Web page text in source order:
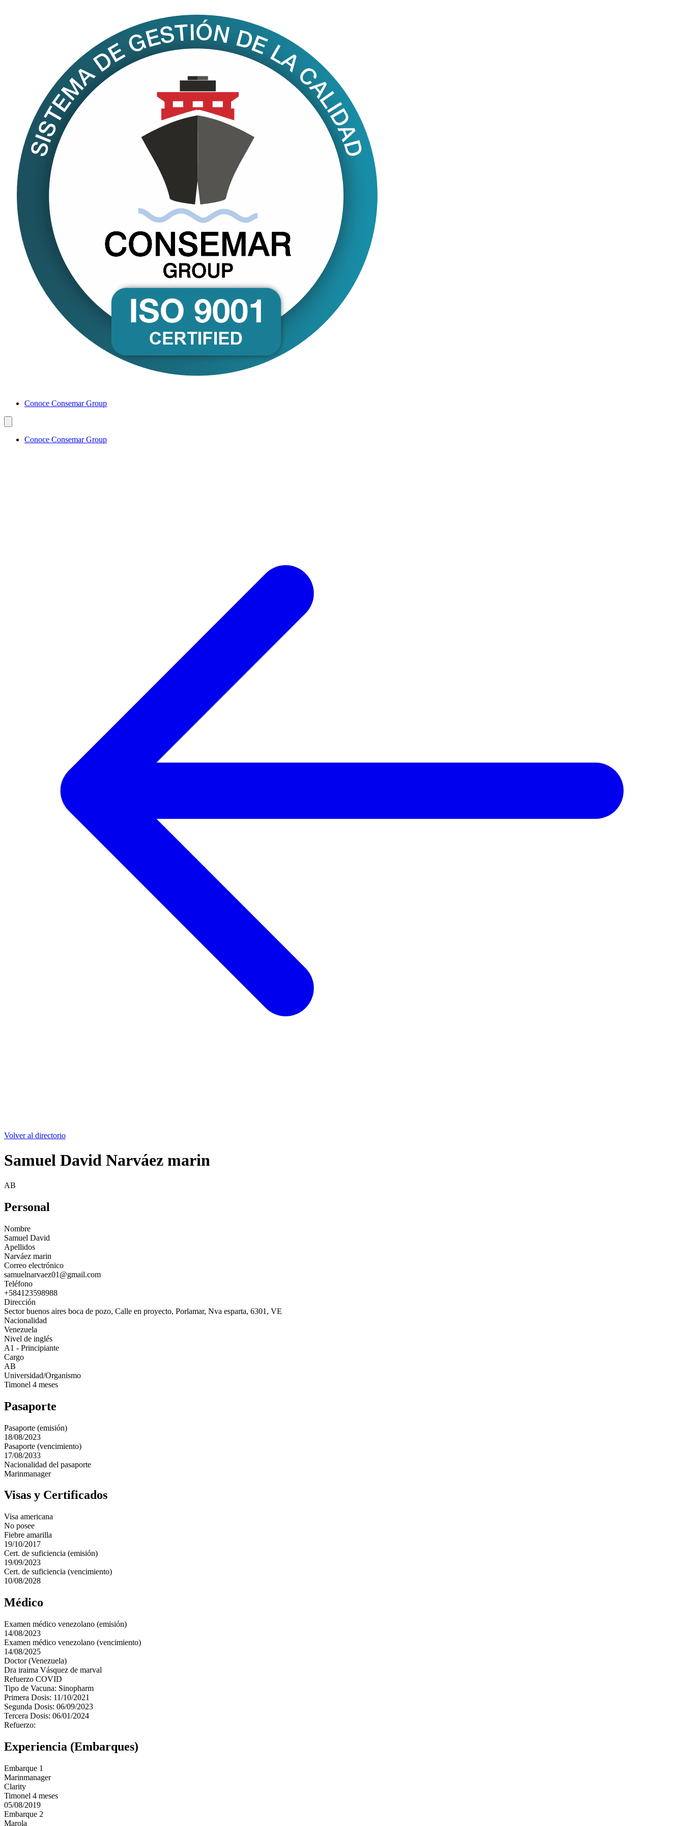
Conoce Consemar Group
Conoce Consemar Group
Volver al directorio
Samuel David Narváez marin
AB
Personal
Nombre
Samuel David
Apellidos
Narváez marin
Correo electrónico
samuelnarvaez01@gmail.com
Teléfono
+584123598988
Dirección
Sector buenos aires boca de pozo, Calle en proyecto, Porlamar, Nva esparta, 6301, VE
Nacionalidad
Venezuela
Nivel de inglés
A1 - Principiante
Cargo
AB
Universidad/Organismo
Timonel 4 meses
Pasaporte
Pasaporte (emisión)
18/08/2023
Pasaporte (vencimiento)
17/08/2033
Nacionalidad del pasaporte
Marinmanager
Visas y Certificados
Visa americana
No posee
Fiebre amarilla
19/10/2017
Cert. de suficiencia (emisión)
19/09/2023
Cert. de suficiencia (vencimiento)
10/08/2028
Médico
Examen médico venezolano (emisión)
14/08/2023
Examen médico venezolano (vencimiento)
14/08/2025
Doctor (Venezuela)
Dra iraima Vásquez de marval
Refuerzo COVID
Tipo de Vacuna: Sinopharm
Primera Dosis: 11/10/2021
Segunda Dosis: 06/09/2023
Tercera Dosis: 06/01/2024
Refuerzo:
Experiencia (Embarques)
Embarque 1
Marinmanager
Clarity
Timonel 4 meses
05/08/2019
Embarque 2
Marola